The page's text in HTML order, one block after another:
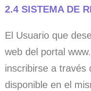
2.4 SISTEMA DE
El Usuario que
web del portal
inscribirse a través
disponible en el